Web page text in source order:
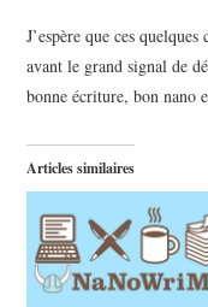
J’espère que ces
avant le grand signal de
bonne écriture, bon nano
Articles similaires